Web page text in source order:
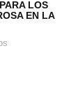
LOS
EN LA